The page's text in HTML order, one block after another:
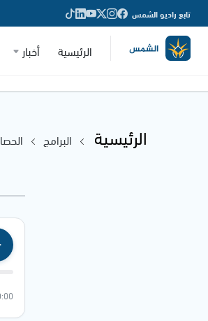
تابع راديو الشمس
الرئيسية أخبار
الرئيسية البرامج